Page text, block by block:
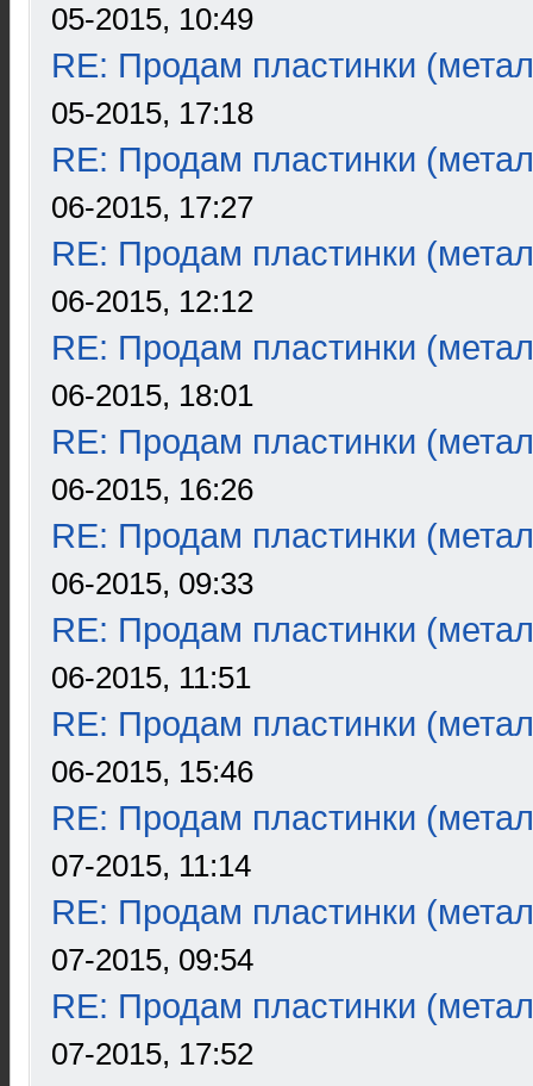
05-2015, 10:49
RE: Продам пластинки
05-2015, 17:18
RE: Продам пластинки
06-2015, 17:27
RE: Продам пластинки
06-2015, 12:12
RE: Продам пластинки
06-2015, 18:01
RE: Продам пластинки
06-2015, 16:26
RE: Продам пластинки
06-2015, 09:33
RE: Продам пластинки
06-2015, 11:51
RE: Продам пластинки
06-2015, 15:46
RE: Продам пластинки
07-2015, 11:14
RE: Продам пластинки
07-2015, 09:54
RE: Продам пластинки
07-2015, 17:52